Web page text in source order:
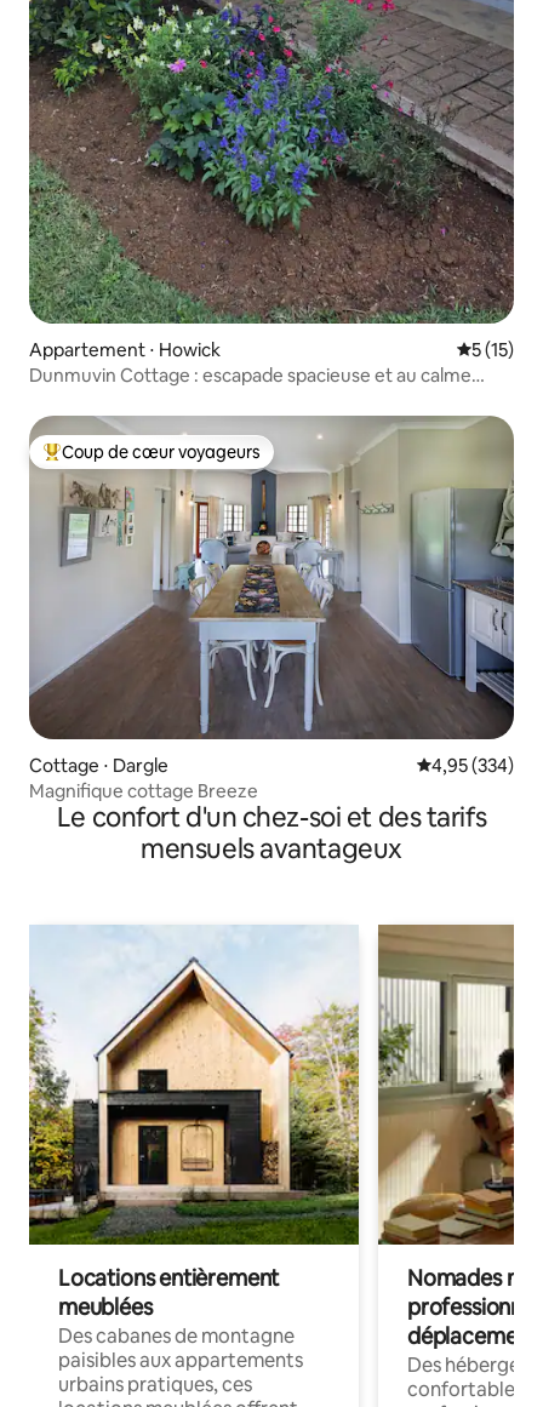
Appartement ⋅ Howick
5 (15)
Dunmuvin Cottage : escapade spacieuse et au calme
Coups de cœur voyageurs les plus appréciés
Coup de cœur voyageurs
Cottage ⋅ Dargle Évaluation
4,95 (334)
Magnifique cottage Breeze
Le confort d'un chez-soi et des tarifs
mensuels avantageux
Locations entièrement
meublées
Des cabanes de montagne
paisibles aux appartements
urbains pratiques, ces
Nomades
déplacement
Des
confortables